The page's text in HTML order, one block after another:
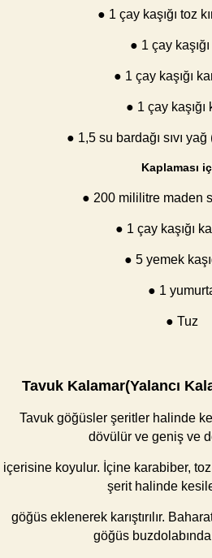
● 1 çay kaşığı toz
● 1 çay
● 1 çay kaşığı
● 1 çay kaşığı
● 1,5 su bardağı sıvı
Kaplaması
● 200 mililitre maden
● 1 çay kaşığı
● 5 yemek
● 1
● Tuz
Tavuk Kalamar(Yalancı
Tavuk göğüsler şeritler halinde
dövülür ve geniş ve
içerisine koyulur. İçine karabiber, toz
şerit halinde
göğüs eklenerek karıştırılır.
göğüs